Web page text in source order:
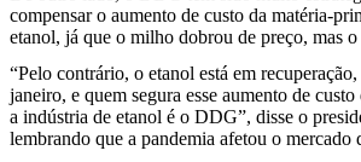
compensar o aumento de custo da matéria-
etanol, já que o milho dobrou de preço, mas
“Pelo contrário, o etanol está em
janeiro, e quem segura esse aumento de
a indústria de etanol é o DDG”, disse o
lembrando que a pandemia afetou o mercado